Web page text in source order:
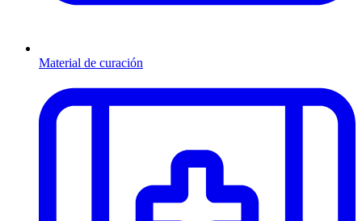
Material de curación